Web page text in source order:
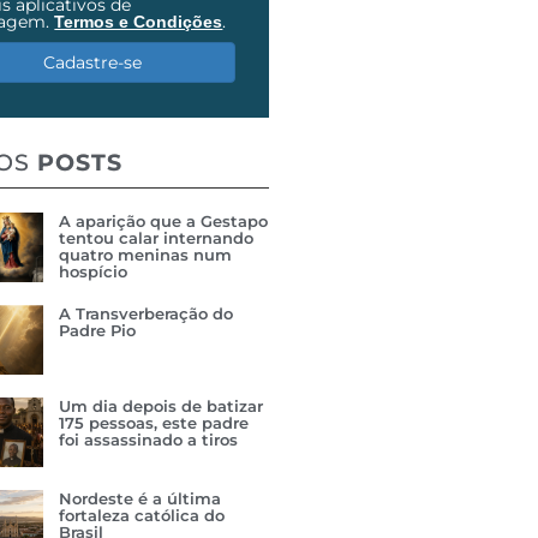
aplicativos de
Termos e Condições.
Cadastre-se
POSTS
A aparição que a Gestapo
tentou calar internando
quatro meninas num
hospício
A Transverberação do
Padre Pio
Um dia depois de batizar
175 pessoas, este padre
foi assassinado a tiros
Nordeste é a última
fortaleza católica do
Brasil